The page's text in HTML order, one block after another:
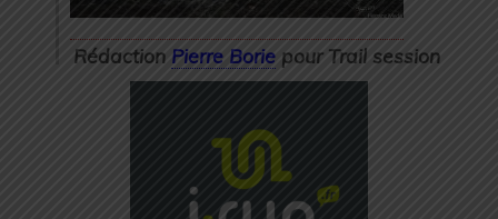
Rédaction Pierre Borie pour Trail session